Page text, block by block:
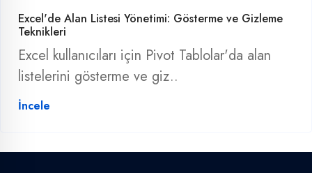
Excel'de Alan Listesi Yönetimi: Gösterme ve Gizleme
Teknikleri
Excel kullanıcıları için Pivot Tablolar'da alan
listelerini gösterme ve giz..
İncele